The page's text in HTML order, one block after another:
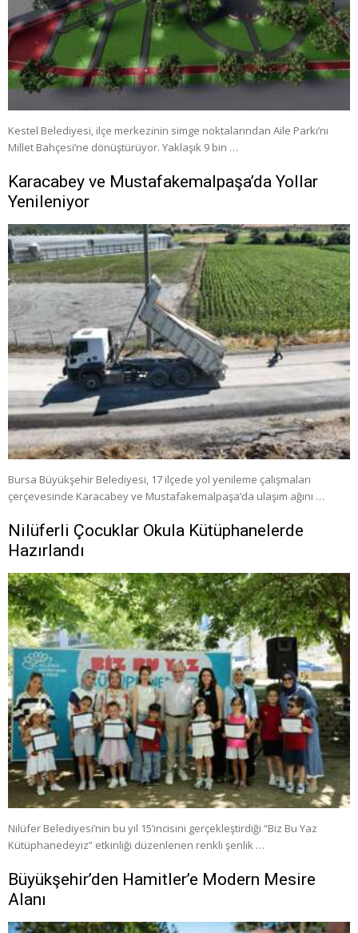
Kestel Belediyesi, ilçe merkezinin simge noktalarından Aile Parkı’nı
Millet Bahçesi’ne dönüştürüyor. Yaklaşık 9 bin …
Karacabey ve Mustafakemalpaşa’da Yollar
Yenileniyor
Bursa Büyükşehir Belediyesi, 17 ilçede yol yenileme çalışmaları
çerçevesinde Karacabey ve Mustafakemalpaşa’da ulaşım ağını …
Nilüferli Çocuklar Okula Kütüphanelerde
Hazırlandı
Nilüfer Belediyesi’nin bu yıl 15’incisini gerçekleştirdiği “Biz Bu Yaz
Kütüphanedeyiz” etkinliği düzenlenen renkli şenlik …
Büyükşehir’den Hamitler’e Modern Mesire
Alanı